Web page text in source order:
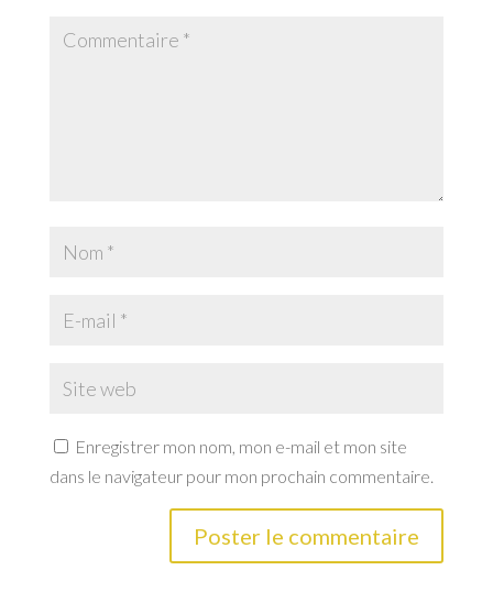
Enregistrer mon nom, mon e-mail et mon site
dans le navigateur pour mon prochain commentaire.